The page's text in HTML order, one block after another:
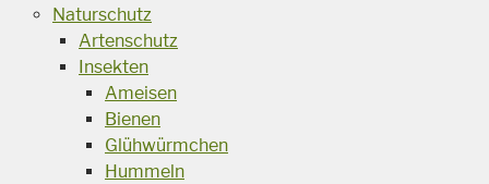
Naturschutz
Artenschutz
Insekten
Ameisen
Bienen
Glühwürmchen
Hummeln